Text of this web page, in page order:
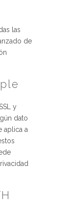
las
de
y
dato
aplica a